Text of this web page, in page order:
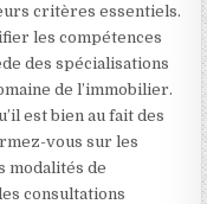
critères essentiels.
les compétences
des spécialisations
de l’immobilier.
est bien au fait des
vous sur les
modalités de
consultations